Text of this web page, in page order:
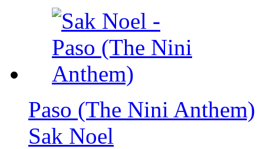
Paso (The Nini Anthem)
Sak Noel